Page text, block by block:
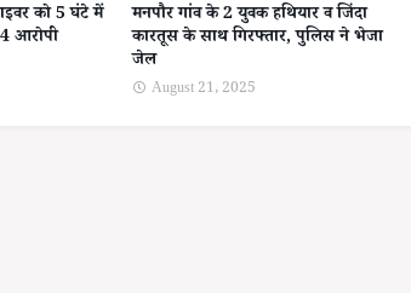
को 5 घंटे में
आरोपी
मनपौर गांव के 2 युवक हथियार व जिंदा
कारतूस के साथ गिरफ्तार, पुलिस ने भेजा
जेल
August 21, 2025